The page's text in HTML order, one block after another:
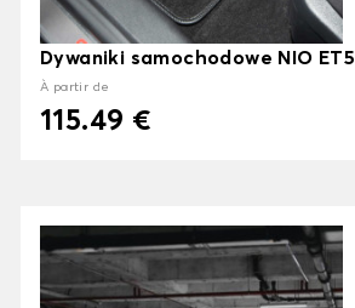
Dywaniki samochodowe NIO ET5
À partir de
115.49 €